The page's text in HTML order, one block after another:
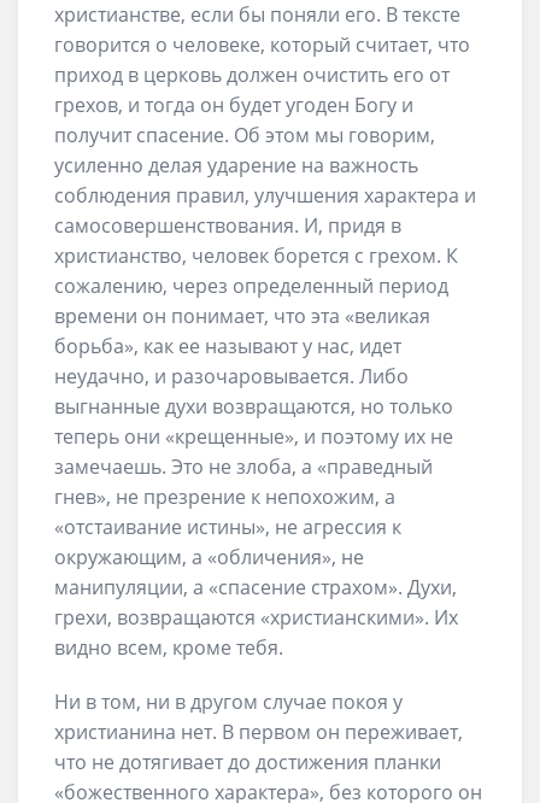
христианстве, если бы поняли его. В тексте
говорится о человеке, который считает, что
приход в церковь должен очистить его от
грехов, и тогда он будет угоден Богу и
получит спасение. Об этом мы говорим,
усиленно делая ударение на важность
соблюдения правил, улучшения характера и
самосовершенствования. И, придя в
христианство, человек борется с грехом. К
сожалению, через определенный период
времени он понимает, что эта «великая
борьба», как ее называют у нас, идет
неудачно, и разочаровывается. Либо
выгнанные духи возвращаются, но только
теперь они «крещенные», и поэтому их не
замечаешь. Это не злоба, а «праведный
гнев», не презрение к непохожим, а
«отстаивание истины», не агрессия к
окружающим, а «обличения», не
манипуляции, а «спасение страхом». Духи,
грехи, возвращаются «христианскими». Их
видно всем, кроме тебя.
Ни в том, ни в другом случае покоя у
христианина нет. В первом он переживает,
что не дотягивает до достижения планки
«божественного характера», без которого он